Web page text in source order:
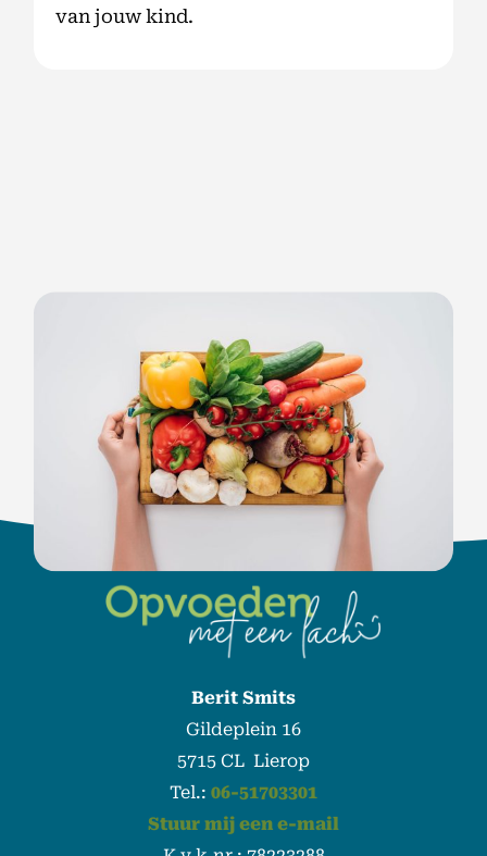
van jouw kind.
Berit Smits
Gildeplein 16
5715 CL Lierop
Tel.: 06-51703301
Stuur mij een e-mail